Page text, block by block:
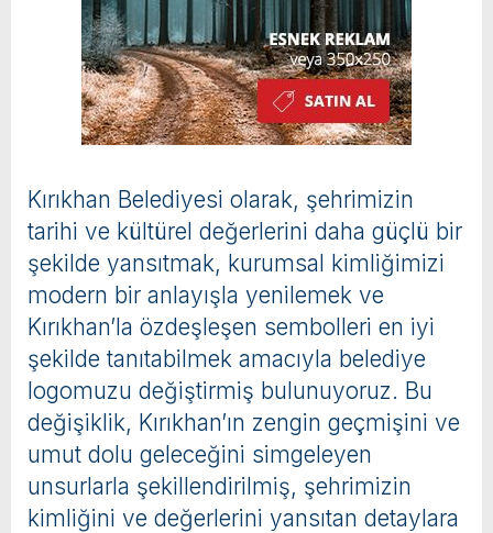
Kırıkhan Belediyesi olarak, şehrimizin
tarihi ve kültürel değerlerini daha güçlü bir
şekilde yansıtmak, kurumsal kimliğimizi
modern bir anlayışla yenilemek ve
Kırıkhan’la özdeşleşen sembolleri en iyi
şekilde tanıtabilmek amacıyla belediye
logomuzu değiştirmiş bulunuyoruz. Bu
değişiklik, Kırıkhan’ın zengin geçmişini ve
umut dolu geleceğini simgeleyen
unsurlarla şekillendirilmiş, şehrimizin
kimliğini ve değerlerini yansıtan detaylara